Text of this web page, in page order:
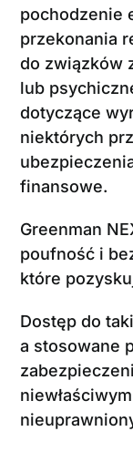
pochodzenie
przekonania
do związków
lub
dotyczące
niektórych
finansowe.
Greenman
poufność i
które
Dostęp do
a stosowane